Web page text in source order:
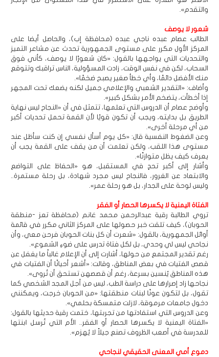
والتقدم».
شعور لا يوصف
الطالب عصام عبده ناجي عبده (محافظة إب)، والحاصل أيضا على
المركز الأول مكرر على مستوى الجمهورية تحدث عن مشاعر التميز
والتحديات التي يواجهها بالقول: «كان شعورًا لا يوصف، كأني فوق
السحاب، لكن في نفس الوقت، زادت المسؤولية، الناس تراقبك وتتوقع
منك الأفضل دائمًا، وأي خطأ صغير يصبح ضخمًا».
وأضاف: «التقدير الشعبي والإعلامي جميل لكنه يضعك تحت المجهر
إذا أخطأت، يتضخم الأمر بشكل كبير».
وأوضح عصام أن الدروس التي تعلمها، تتمثل في أن «النجاح ليس نهاية
الطريق بل بدايته، ويجب أن تكون قويًا لأن القمة تحمل تحديات أكبر
من أي مرحلة أخرى».
وعن الضغوط النفسية قال: «كل يوم أسأل نفسي إن كنت سأظل عند
مستوى هذا اللقب، ولكن تعلمت أن من يقف على القمة يجب أن
يعرف كيف يظل متوازنًا».
وأشار إلى أكبر تحدٍ في المستقبل، هو «الحفاظ على التواضع
والابتعاد عن الغرور، فالنجاح ليس مجرد شهادة، بل رحلة مستمرة..
وليس لوحة على الجدار، بل هو رحلة عمر».
الفتاة اليمنية لا يكسرها الحصار أو الفقر
تروي الطالبة رقية عبدالرحمن محمد غانم (محافظة تعز -منطقة
الحوبان)، كيف تلقت خبر حصولها على المركز الثاني مكرر في قائمة
أوائل الجمهورية، بالقول: «شعرت أن كل بنات الحوبان فرحن معي، وأن
نجاحي ليس لي وحدي، بل لكل فتاة تدرس على ضوءِ الشموع».
رغم تقدير المجتمع من حولها، أشارت إلى أن الإعلام غالباً ما يغفل عن
قصص الفتيات في بعض المناطق، وقالت: «أشعر أحيانًا أن الفتيات في
هذه المناطق يُنسين بسرعة، رغم أن قصصهن تستحق أن تُروى».
نجاحها زاد إصرارها على دراسة الطب، ليس من أجل المجد الشخصي كما
تقول، بل لتكون عونًا لبنات منطقتها: «من الحوبان خرجت، ويمكنني
دخول جامعات مرموقة، لازلت متمسكة بحلمي».
وعن الدروس التي استفادتها من تجربتها، ختمت رقية حديثها بالقول:
«الفتاة اليمنية لا يكسرها الحصار أو الفقر.. الأم التي تُرسل ابنتها
للمدرسة في أصعب الظروف تصنع جيلاً لا يُهزم».
دموع أمي المعنى الحقيقي لنجاحي